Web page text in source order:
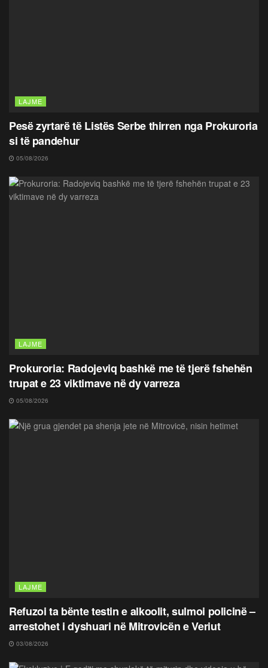
LAJME
Pesë zyrtarë të Listës Serbe thirren nga Prokuroria
si të pandehur
05/08/2026
LAJME
Prokuroria: Radojeviq bashkë me të tjerë fshehën
trupat e 23 viktimave në dy varreza
05/08/2026
LAJME
Refuzoi ta bënte testin e alkoolit, sulmoi policinë –
arrestohet i dyshuari në Mitrovicën e Veriut
03/08/2026